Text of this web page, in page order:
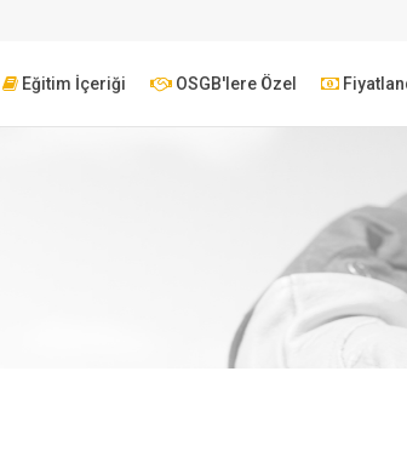
Eğitim İçeriği OSGB'lere Özel